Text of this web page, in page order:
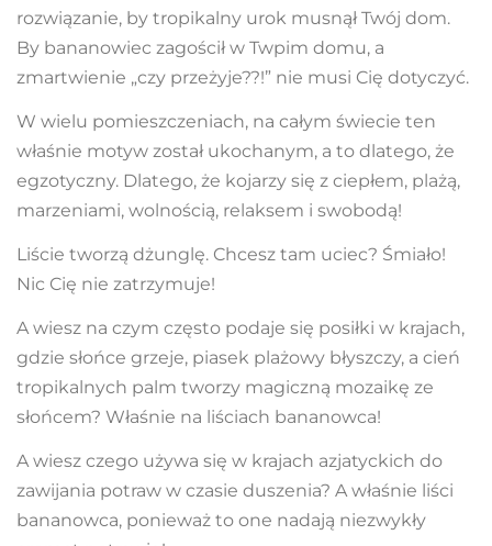
rozwiązanie, by tropikalny urok musnął Twój dom.
By bananowiec zagościł w Twpim domu, a
zmartwienie „czy przeżyje??!” nie musi Cię dotyczyć.
W wielu pomieszczeniach, na całym świecie ten
właśnie motyw został ukochanym, a to dlatego, że
egzotyczny. Dlatego, że kojarzy się z ciepłem, plażą,
marzeniami, wolnością, relaksem i swobodą!
Liście tworzą dżunglę. Chcesz tam uciec? Śmiało!
Nic Cię nie zatrzymuje!
A wiesz na czym często podaje się posiłki w krajach,
gdzie słońce grzeje, piasek plażowy błyszczy, a cień
tropikalnych palm tworzy magiczną mozaikę ze
słońcem? Właśnie na liściach bananowca!
A wiesz czego używa się w krajach azjatyckich do
zawijania potraw w czasie duszenia? A właśnie liści
bananowca, ponieważ to one nadają niezwykły